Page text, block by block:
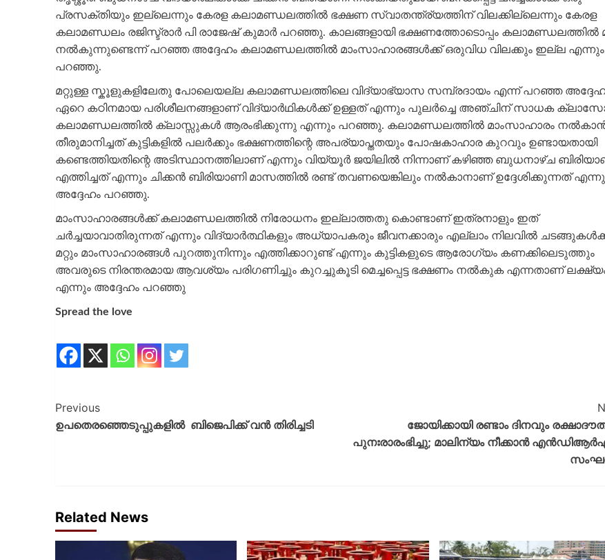
പ്രസക്തിയും ഇല്ലെന്നും കേരള കലാമണ്ഡലത്തിൽ ഭക്ഷണ സ്വാതന്ത്ര്യത്തിന് വിലക്കില്ലെന്നും കേരള
കലാമണ്ഡലം രജിസ്ട്രാർ പി രാജേഷ് കുമാർ പറഞ്ഞു. കാലങ്ങളായി ഭക്ഷണത്തോടൊപ്പം കലാമണ്ഡലത്തിൽ
നൽകുന്നുണ്ടെന്ന് പറഞ്ഞ അദ്ദേഹം കലാമണ്ഡലത്തിൽ മാംസാഹാരങ്ങൾക്ക് ഒരുവിധ വിലക്കും ഇല്ല എന്നും
പറഞ്ഞു.
മറ്റുള്ള സ്കൂളുകളിലേതു പോലെയല്ല കലാമണ്ഡലത്തിലെ വിദ്യാഭ്യാസ സമ്പ്രദായം എന്ന് പറഞ്ഞ
ഏറെ കഠിനമായ പരിശീലനങ്ങളാണ് വിദ്യാർഥികൾക്ക് ഉള്ളത് എന്നും പുലർച്ചെ അഞ്ചിന് സാധക
കലാമണ്ഡലത്തിൽ ക്ലാസ്സുകൾ ആരംഭിക്കുന്നു എന്നും പറഞ്ഞു. കലാമണ്ഡലത്തിൽ മാംസാഹാരം
തീരുമാനിച്ചത് കുട്ടികളിൽ പലർക്കും ഭക്ഷണത്തിന്റെ അപര്യാപ്തതയും പോഷകാഹാര കുറവും ഉണ്ടായതായി
കണ്ടെത്തിയതിന്റെ അടിസ്ഥാനത്തിലാണ് എന്നും വിയ്യൂർ ജയിലിൽ നിന്നാണ് കഴിഞ്ഞ ബുധനാഴ്ച
എത്തിച്ചത് എന്നും ചിക്കൻ ബിരിയാണി മാസത്തിൽ രണ്ട് തവണയെങ്കിലും നൽകാനാണ് ഉദ്ദേശിക്കുന്നത്
അദ്ദേഹം പറഞ്ഞു.
മാംസാഹാരങ്ങൾക്ക് കലാമണ്ഡലത്തിൽ നിരോധനം ഇല്ലാത്തതു കൊണ്ടാണ് ഇത്രനാളും ഇത്
ചർച്ചയാവാതിരുന്നത് എന്നും വിദ്യാർത്ഥികളും അധ്യാപകരും ജീവനക്കാരും എല്ലാം നിലവിൽ
മറ്റും മാംസാഹാരങ്ങൾ പുറത്തുനിന്നും എത്തിക്കാറുണ്ട് എന്നും കുട്ടികളുടെ ആരോഗ്യം കണക്കിലെടുത്തും
അവരുടെ നിരന്തരമായ ആവശ്യം പരിഗണിച്ചും കുറച്ചുകൂടി മെച്ചപ്പെട്ട ഭക്ഷണം നൽകുക എന്നതാണ്
എന്നും അദ്ദേഹം പറഞ്ഞു
Spread the love
Previous
ഉപതെരഞ്ഞെടുപ്പുകളിൽ ബിജെപിക്ക് വൻ തിരിച്ചടി
ജോയിക്കായി രണ്ടാം ദിനവും
പുനഃരാരംഭിച്ചു; മാലിന്യം നീക്കാന്‍
Related News